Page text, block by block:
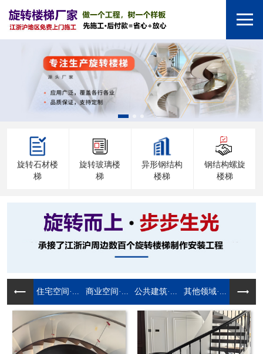
旋转石材楼
梯
旋转玻璃楼
梯
异形钢结构
楼梯
钢结构螺旋
楼梯
住宅空间·... 商业空间·... 公共建筑·... 其他领域·...